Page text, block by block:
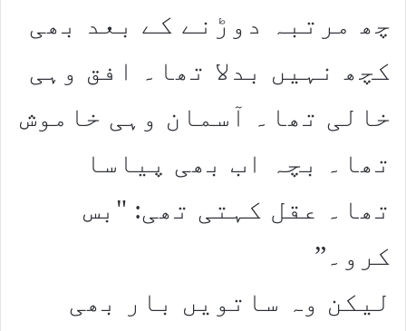
چھ مرتبہ دوڑنے کے بعد بھی
کچھ نہیں بدلا تھا۔ افق وہی
خالی تھا۔ آسمان وہی خاموش
تھا۔ بچہ اب بھی پیاسا
تھا۔ عقل کہتی تھی: "بس
کرو۔”
لیکن وہ ساتویں بار بھی